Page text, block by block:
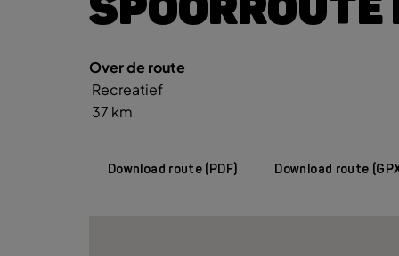
UITagenda
Activiteiten
Studeren in Roosendaal
Over de route
Recreatief
37 km
Download route (PDF) Download route